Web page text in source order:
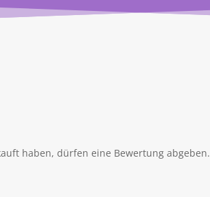
haben, dürfen eine Bewertung abgeben.